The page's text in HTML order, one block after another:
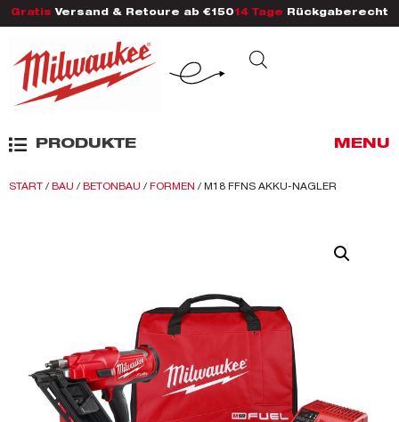
Gratis Versand & Retoure ab €150 14 Tage Rückgaberecht
PRODUKTE MENU
START / BAU / BETONBAU / FORMEN / M18 FFNS AKKU-NAGLER